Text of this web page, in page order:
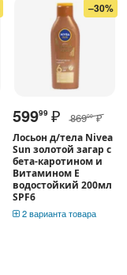
–30%
59999 ₽ 86900 ₽
Лосьон д/тела Nivea
Sun золотой загар с
бета-каротином и
Витамином Е
водостойкий 200мл
SPF6
2 варианта товара